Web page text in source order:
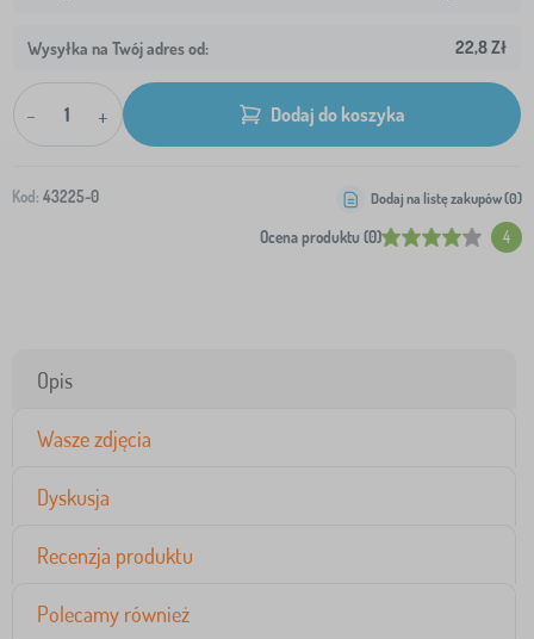
Wysyłka na Twój adres od: 22,8 Zł
- + Dodaj do koszyka
Kod: 43225-0
Ocena produktu (0) 4
Dodaj na listę zakupów (0)
Opis
Wasze zdjęcia
Dyskusja
Recenzja produktu
Polecamy również